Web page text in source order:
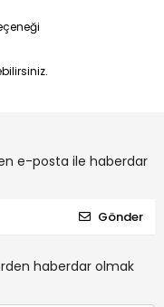
e-posta ile haberdar
Gönder
haberdar olmak